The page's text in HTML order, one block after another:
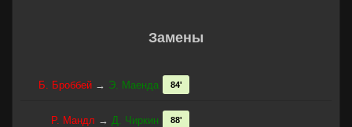
Замены
Б. Броббей → Э. Маенда 84'
Р. Мандл → Д. Чиркин 88'